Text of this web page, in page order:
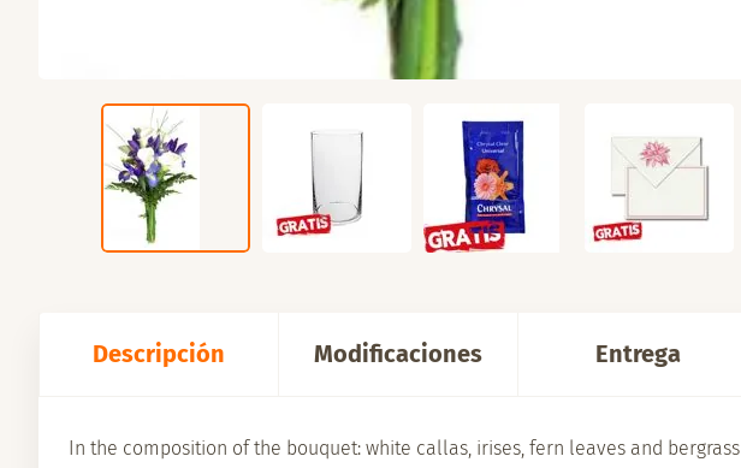
Descripción Modificaciones Entrega
In the composition of the bouquet: white callas, irises, fern leaves and bergrass